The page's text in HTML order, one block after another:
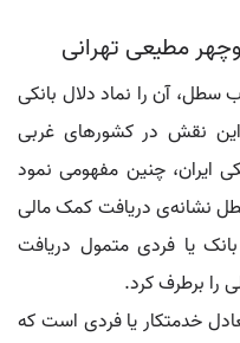
مطیعی تهرانی
سطل، آن را نماد دلال بانکی
این نقش در کشورهای غربی
ایران، چنین مفهومی نمود
نشانه‌ی دریافت کمک مالی
یا فردی متمول دریافت
را برطرف کرد.
خدمتکار یا فردی است که